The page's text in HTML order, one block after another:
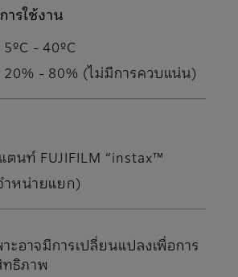
รใช้งาน
- 40ºC
- 80% (ไม่มีการควบแน่น)
นท์ FUJIFILM “instax™
าหน่ายแยก)
ะอาจมีการเปลี่ยนแปลงเพื่อการ
ธิภาพ